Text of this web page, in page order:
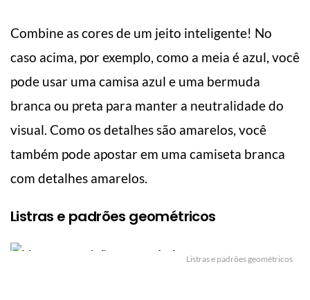
Combine as cores de um jeito inteligente! No
caso acima, por exemplo, como a meia é azul, você
pode usar uma camisa azul e uma bermuda
branca ou preta para manter a neutralidade do
visual. Como os detalhes são amarelos, você
também pode apostar em uma camiseta branca
com detalhes amarelos.
Listras e padrões geométricos
Listras e padrões geométricos